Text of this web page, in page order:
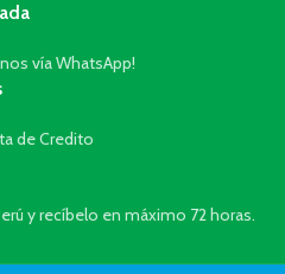
vía WhatsApp!
de Credito
y recíbelo en máximo 72 horas.